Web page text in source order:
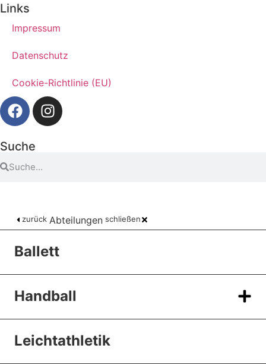
Links
Impressum
Datenschutz
Cookie-Richtlinie (EU)
Suche
zurück Abteilungen schließen
Ballett
Handball
Leichtathletik